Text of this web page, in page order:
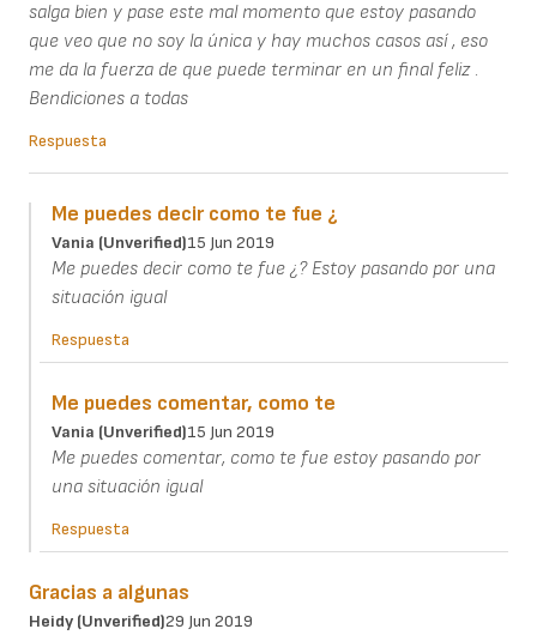
salga bien y pase este mal momento que estoy pasando
que veo que no soy la única y hay muchos casos así , eso
me da la fuerza de que puede terminar en un final feliz .
Bendiciones a todas
Respuesta
Me puedes decir como te fue ¿
Vania (unverified)15 Jun 2019
Me puedes decir como te fue ¿? Estoy pasando por una
situación igual
Respuesta
Me puedes comentar, como te
Vania (unverified)15 Jun 2019
Me puedes comentar, como te fue estoy pasando por
una situación igual
Respuesta
Gracias a algunas
Heidy (unverified)29 Jun 2019